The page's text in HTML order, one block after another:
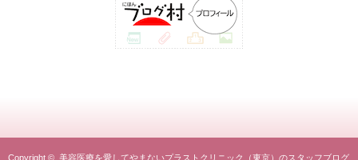
Copyright © 美容医療を愛してやまないプラストクリニック（東京）のスタッフブログ